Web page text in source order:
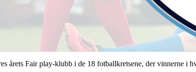
årets Fair play-klubb i de 18 fotballkretsene, der vinnerne i